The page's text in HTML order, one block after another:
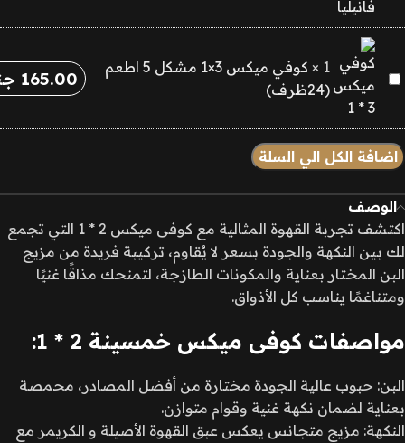
فانيليا
3×1
ظرف)
كوفي
ميكس
مشكل
5
اطعم
(24ظرف)
1
×
كوفي ميكس 3×1 مشكل 5 اطعم
(24ظرف)
165.00
اضافة الكل الي السلة
الوصف
اكتشف تجربة القهوة المثالية مع كوفى ميكس 2 * 1 التي تجمع
لك بين النكهة والجودة بسعر لا يُقاوم، تركيبة فريدة من مزيج
البن المختار بعناية والمكونات الطازجة، لتمنحك مذاقًا غنيًا
ومتناغمًا يناسب كل الأذواق.
مواصفات كوفى ميكس خمسينة 2 * 1:
البن: حبوب عالية الجودة مختارة من أفضل المصادر، محمصة
بعناية لضمان نكهة غنية وقوام متوازن.
النكهة: مزيج متجانس يعكس عبق القهوة الأصيلة و الكريمر مع